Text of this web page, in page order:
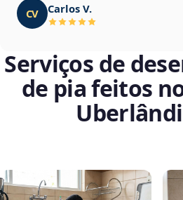
CV Carlos V.
Serviços de
de pia feitos